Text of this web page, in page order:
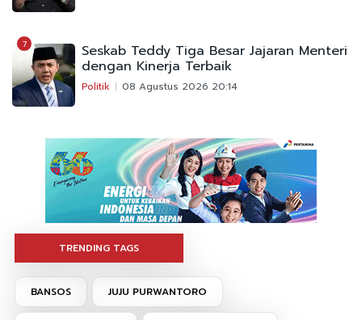
7 Seskab Teddy Tiga Besar Jajaran Menteri
dengan Kinerja Terbaik
Politik 08 Agustus 2026 20:14
TRENDING TAGS
BANSOS JUJU PURWANTORO